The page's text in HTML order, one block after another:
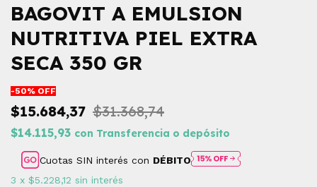
BAGOVIT A EMULSION
NUTRITIVA PIEL EXTRA
SECA 350 GR
-50% OFF
$15.684,37 $31.368,74
$14.115,93 con Transferencia o depósito
Cuotas SIN interés con DÉBITO
3 x $5.228,12 sin interés